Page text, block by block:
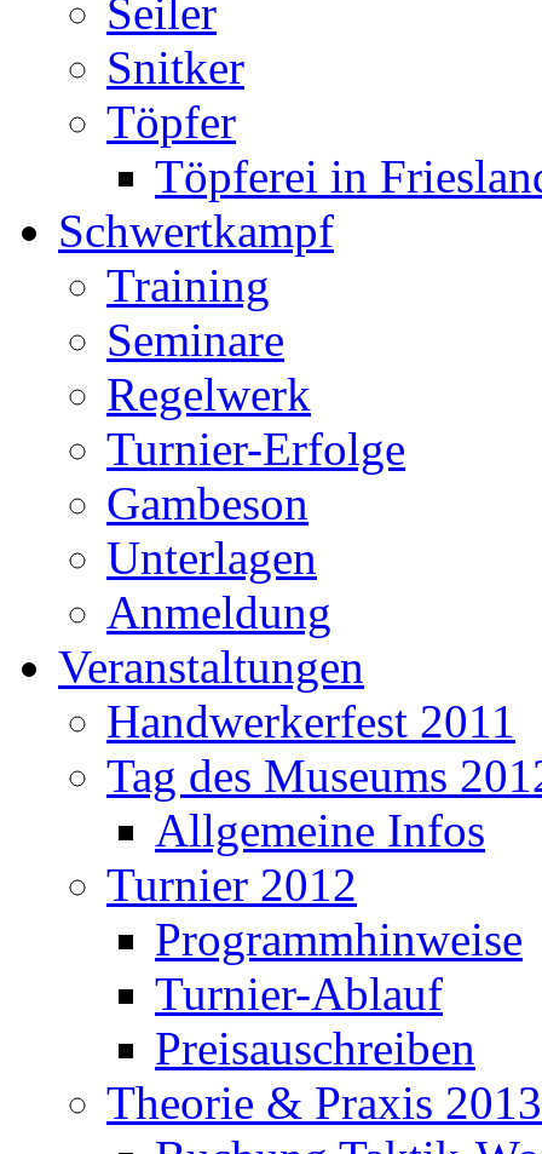
Seiler
Snitker
Töpfer
Töpferei in
Schwertkampf
Training
Seminare
Regelwerk
Turnier-Erfolge
Gambeson
Unterlagen
Anmeldung
Veranstaltungen
Handwerkerfest 2011
Tag des Museums
Allgemeine Infos
Turnier 2012
Programmhinweise
Turnier-Ablauf
Preisauschreiben
Theorie & Praxis 2013